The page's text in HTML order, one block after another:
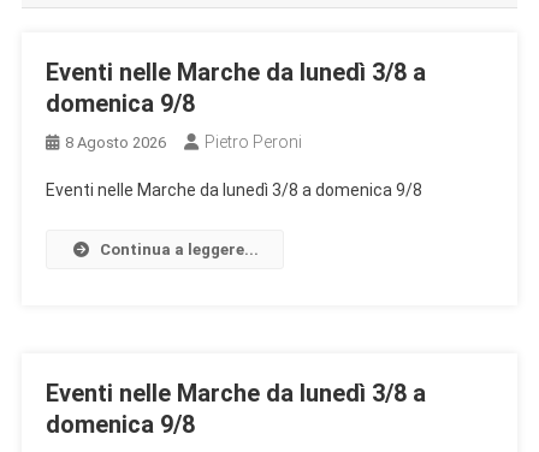
Eventi nelle Marche da lunedì 3/8 a
domenica 9/8
8 Agosto 2026 Pietro Peroni
Eventi nelle Marche da lunedì 3/8 a domenica 9/8
Continua a leggere...
Eventi nelle Marche da lunedì 3/8 a
domenica 9/8